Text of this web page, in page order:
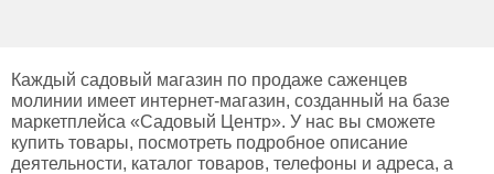
Каждый садовый магазин по продаже саженцев
молинии имеет интернет-магазин, созданный на базе
маркетплейса «Садовый Центр». У нас вы сможете
купить товары, посмотреть подробное описание
деятельности, каталог товаров, телефоны и адреса, а